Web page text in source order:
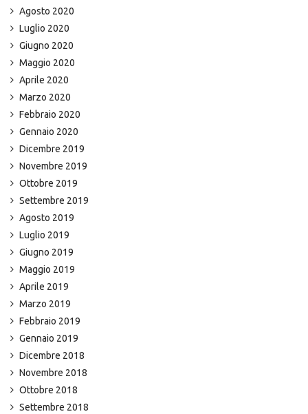
Agosto 2020
Luglio 2020
Giugno 2020
Maggio 2020
Aprile 2020
Marzo 2020
Febbraio 2020
Gennaio 2020
Dicembre 2019
Novembre 2019
Ottobre 2019
Settembre 2019
Agosto 2019
Luglio 2019
Giugno 2019
Maggio 2019
Aprile 2019
Marzo 2019
Febbraio 2019
Gennaio 2019
Dicembre 2018
Novembre 2018
Ottobre 2018
Settembre 2018